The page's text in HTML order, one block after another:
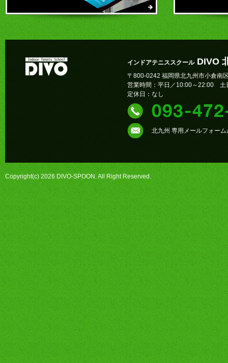
インドアテニススクール DIVO
〒800-0242 福岡県北九州市小倉南
営業時間：平日／10:00～22:00 土
定休日：なし
北九州 専用メールフォー
Copyright(c) 2026 DIVO-SPOON. All Right Reserved.